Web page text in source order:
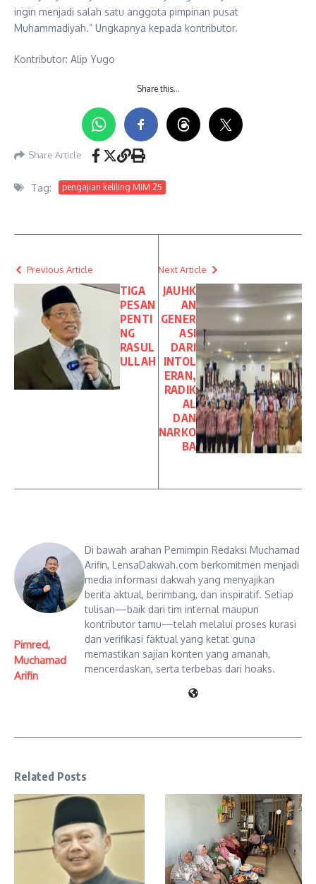
ingin menjadi salah satu anggota pimpinan pusat
Muhammadiyah.” Ungkapnya kepada kontributor.
Kontributor: Alip Yugo
Share this…
Share Article
Tag: pengajian keliling MIM 25
Previous Article
TIGA
PESAN
PENTI
NG
RASUL
ULLAH
Next Article
JAUHK
AN
GENER
ASI
DARI
INTOL
ERAN,
RADIK
AL
DAN
NARKO
BA
Pimred,
Muchamad
Arifin
Di bawah arahan Pemimpin Redaksi Muchamad
Arifin, LensaDakwah.com berkomitmen menjadi
media informasi dakwah yang menyajikan
berita aktual, berimbang, dan inspiratif. Setiap
tulisan—baik dari tim internal maupun
kontributor tamu—telah melalui proses kurasi
dan verifikasi faktual yang ketat guna
memastikan sajian konten yang amanah,
mencerdaskan, serta terbebas dari hoaks.
Related Posts